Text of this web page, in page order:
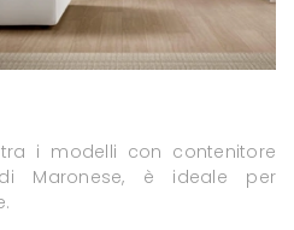
i modelli con contenitore
Maronese, è ideale per